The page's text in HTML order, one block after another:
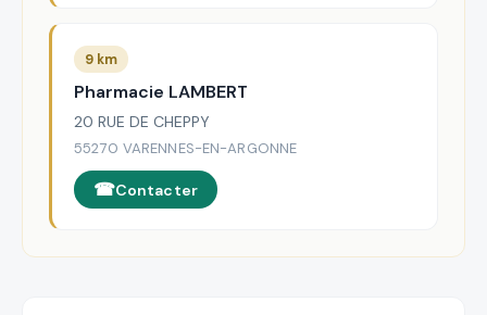
9 km
Pharmacie LAMBERT
20 RUE DE CHEPPY
55270 VARENNES-EN-ARGONNE
Contacter